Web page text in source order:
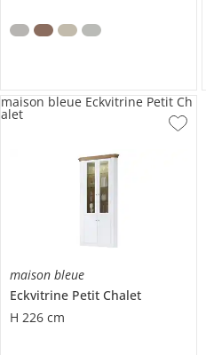
maison bleue
Eckvitrine Petit Chalet
H 226 cm
maison bleue Eckvitrine Petit Ch
alet